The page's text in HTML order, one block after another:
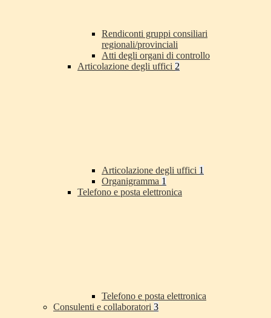
Rendiconti gruppi consiliari
regionali/provinciali
Atti degli organi di controllo
Articolazione degli uffici 2
Articolazione degli uffici 1
Organigramma 1
Telefono e posta elettronica
Telefono e posta elettronica
Consulenti e collaboratori 3